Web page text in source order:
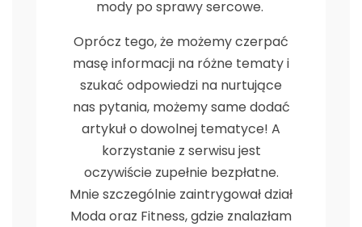
mody po sprawy sercowe.
Oprócz tego, że możemy czerpać
masę informacji na różne tematy i
szukać odpowiedzi na nurtujące
nas pytania, możemy same dodać
artykuł o dowolnej tematyce! A
korzystanie z serwisu jest
oczywiście zupełnie bezpłatne.
Mnie szczególnie zaintrygował dział
Moda oraz Fitness, gdzie znalazłam